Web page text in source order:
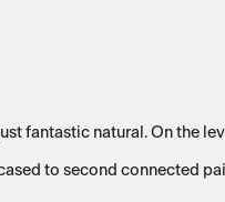
vvubes. The low bass is just fantastic
equalizer settings are broadcased to second